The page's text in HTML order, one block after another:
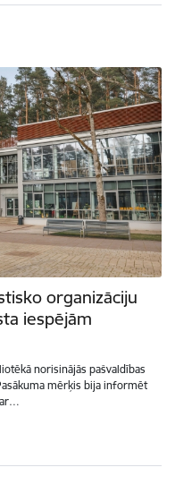
organizāciju
iespējām
norisinājās pašvaldības
mērķis bija informēt